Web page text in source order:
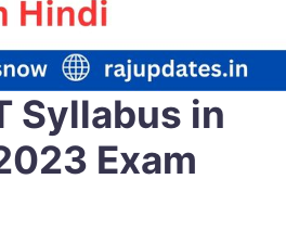
Syllabus in
Exam